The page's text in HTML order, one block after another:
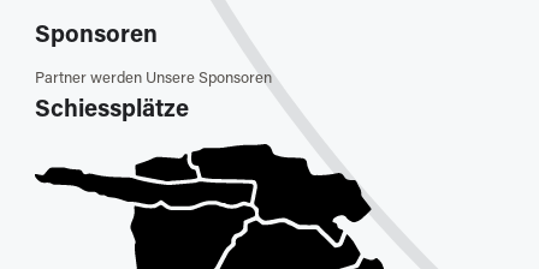
Sponsoren
Partner werden Unsere Sponsoren
Schiessplätze